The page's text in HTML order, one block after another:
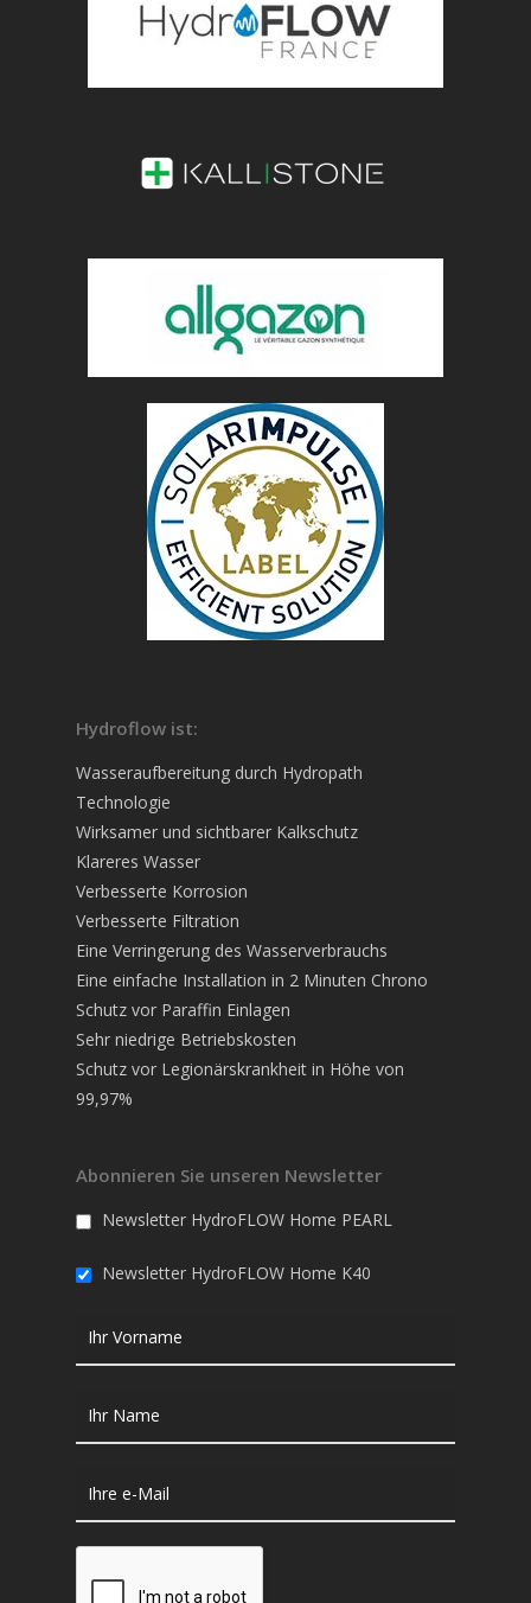
Hydroflow ist:
Wasseraufbereitung durch Hydropath
Technologie
Wirksamer und sichtbarer Kalkschutz
Klareres Wasser
Verbesserte Korrosion
Verbesserte Filtration
Eine Verringerung des Wasserverbrauchs
Eine einfache Installation in 2 Minuten Chrono
Schutz vor Paraffin Einlagen
Sehr niedrige Betriebskosten
Schutz vor Legionärskrankheit in Höhe von
99,97%
Abonnieren Sie unseren Newsletter
Newsletter HydroFLOW Home PEARL
Newsletter HydroFLOW Home K40